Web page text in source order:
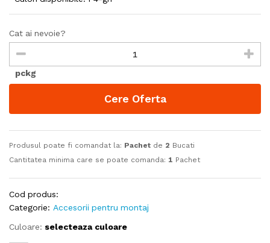
Cat ai nevoie?
pckg
Cere Oferta
Produsul poate fi comandat la: Pachet de 2 Bucati
Cantitatea minima care se poate comanda: 1 Pachet
Cod produs:
Categorie: Accesorii pentru montaj
Culoare: selecteaza culoare